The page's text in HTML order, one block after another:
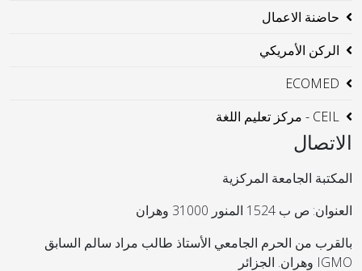
حاضنة الاعمال
الركن الأمريكي
ECOMED
CEIL - مركز تعليم اللغة
الاتصال
المكتبة الجامعة المركزية
العنوان: ص ب 1524 المنور 31000 وهران
بالقرب من الحرم الجامعي الأستاذ طالب مراد سالم السابق
IGMO وهران. الجزائر